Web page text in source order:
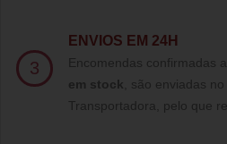
3
ENVIOS EM 24H
Encomendas confirmadas
em stock , são enviadas
Transportadora, pelo que